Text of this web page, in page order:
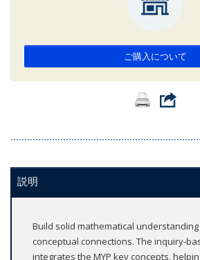
ご購入について
説明
Build solid mathematical
conceptual connections. The inquiry-
integrates the MYP key concepts,